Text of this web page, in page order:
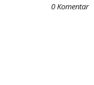
0 Komentar